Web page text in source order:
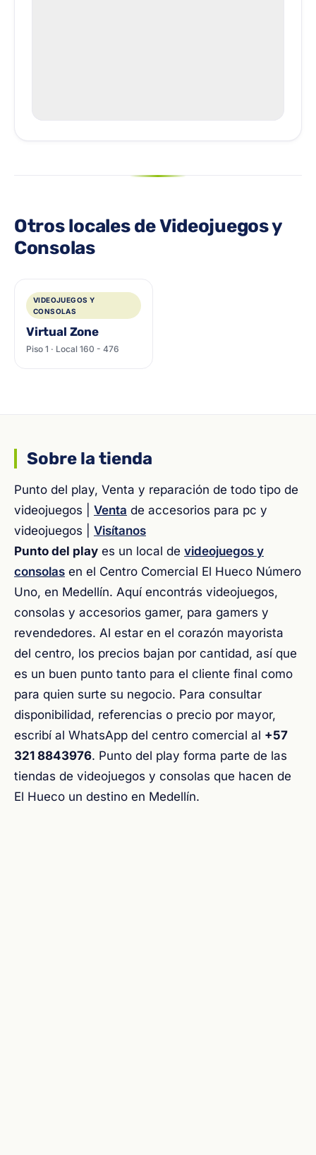
Otros locales de Videojuegos y
Consolas
VIDEOJUEGOS Y
CONSOLAS
Virtual Zone
Piso 1 · Local 160 - 476
Sobre la tienda
Punto del play, Venta y reparación de todo tipo de
videojuegos | Venta de accesorios para pc y
videojuegos | Visítanos
Punto del play es un local de videojuegos y
consolas en el Centro Comercial El Hueco Número
Uno, en Medellín. Aquí encontrás videojuegos,
consolas y accesorios gamer, para gamers y
revendedores. Al estar en el corazón mayorista
del centro, los precios bajan por cantidad, así que
es un buen punto tanto para el cliente final como
para quien surte su negocio. Para consultar
disponibilidad, referencias o precio por mayor,
escribí al WhatsApp del centro comercial al +57
321 8843976. Punto del play forma parte de las
tiendas de videojuegos y consolas que hacen de
El Hueco un destino en Medellín.